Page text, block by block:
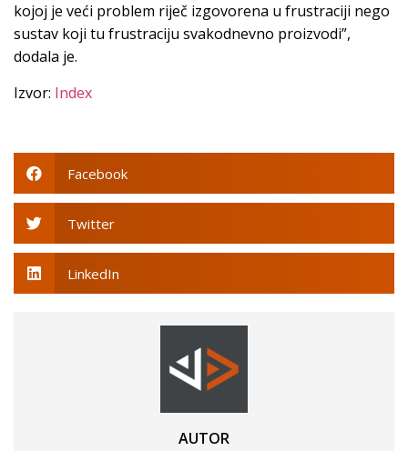
kojoj je veći problem riječ izgovorena u frustraciji nego
sustav koji tu frustraciju svakodnevno proizvodi”,
dodala je.
Izvor: Index
Facebook
Twitter
LinkedIn
AUTOR